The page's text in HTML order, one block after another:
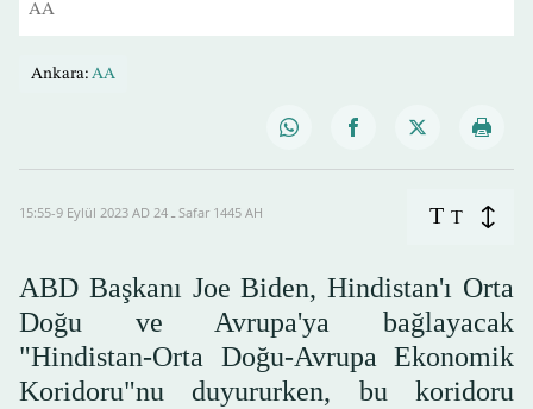
AA
Ankara: AA
15:55-9 Eylül 2023 AD ـ 24 Safar 1445 AH T T
ABD Başkanı Joe Biden, Hindistan'ı Orta
Doğu ve Avrupa'ya bağlayacak
"Hindistan-Orta Doğu-Avrupa Ekonomik
Koridoru"nu duyururken, bu koridoru